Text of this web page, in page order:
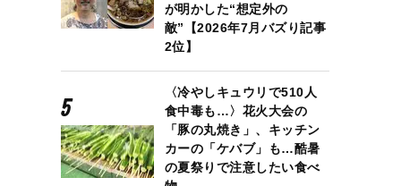
が明かした“想定外の
敵”【2026年7月バズり記事
2位】
〈冷やしキュウリで510人
食中毒も…〉花火大会の
「豚の丸焼き」、キッチン
カーの「ケバブ」も…酷暑
の夏祭りで注意したい食べ